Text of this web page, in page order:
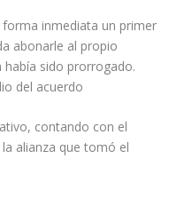
inmediata un primer
abonarle al propio
sido prorrogado.
del acuerdo
contando con el
alianza que tomó el